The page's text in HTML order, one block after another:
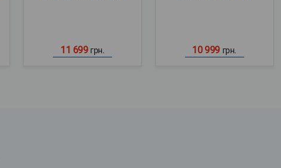
11 699 грн. 10 999 грн.